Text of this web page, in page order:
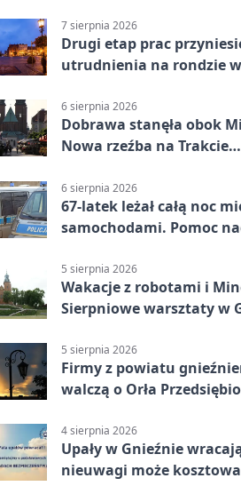
7 sierpnia 2026
Drugi etap prac
utrudnienia na rondzie
6 sierpnia 2026
Dobrawa stanęła obok
Nowa rzeźba na Trakcie
6 sierpnia 2026
67-latek leżał całą noc
samochodami. Pomoc
5 sierpnia 2026
Wakacje z robotami i
Sierpniowe warsztaty w
5 sierpnia 2026
Firmy z powiatu
walczą o Orła
4 sierpnia 2026
Upały w Gnieźnie
nieuwagi może